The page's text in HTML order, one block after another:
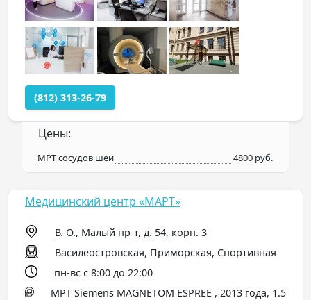
(812) 313-26-79
Цены:
МРТ сосудов шеи 4800 руб.
Медицинский центр «МАРТ»
В. О., Малый пр-т, д. 54, корп. 3
Василеостровская, Приморская, Спортивная
пн-вс с 8:00 до 22:00
МРТ Siemens MAGNETOM ESPREE , 2013 года, 1.5